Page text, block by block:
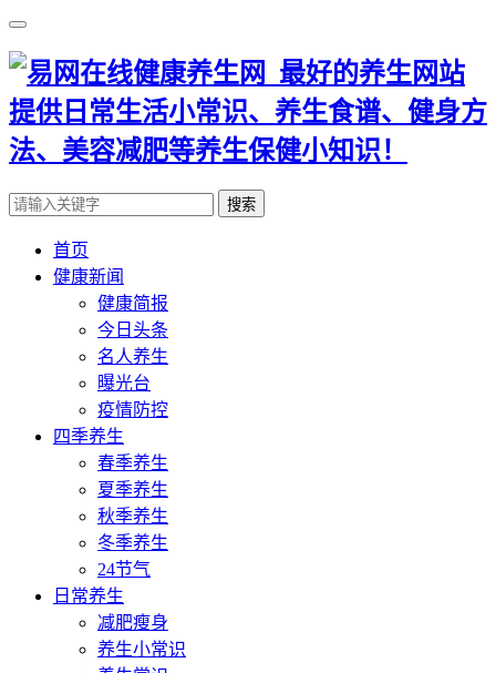
搜索
首页
健康新闻
健康简报
今日头条
名人养生
曝光台
疫情防控
四季养生
春季养生
夏季养生
秋季养生
冬季养生
24节气
日常养生
减肥瘦身
养生小常识